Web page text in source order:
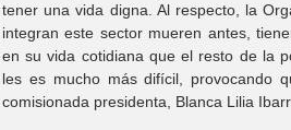
tener una vida digna. Al respecto, la
integran este sector mueren antes,
en su vida cotidiana que el resto de la
les es mucho más difícil, provocando
comisionada presidenta, Blanca Lilia